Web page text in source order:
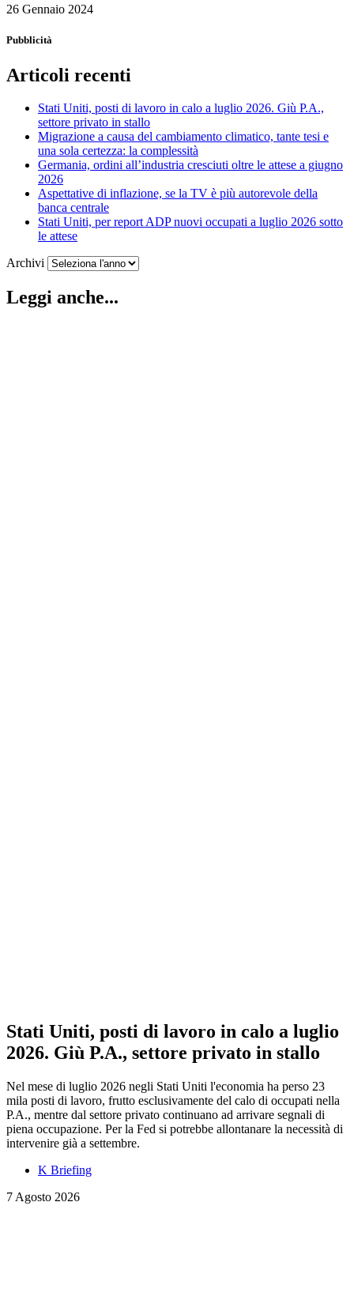
26 Gennaio 2024
Pubblicità
Articoli recenti
Stati Uniti, posti di lavoro in calo a luglio 2026. Giù P.A.,
settore privato in stallo
Migrazione a causa del cambiamento climatico, tante tesi e
una sola certezza: la complessità
Germania, ordini all’industria cresciuti oltre le attese a giugno
2026
Aspettative di inflazione, se la TV è più autorevole della
banca centrale
Stati Uniti, per report ADP nuovi occupati a luglio 2026 sotto
le attese
Archivi
Leggi anche...
Stati Uniti, posti di lavoro in calo a luglio
2026. Giù P.A., settore privato in stallo
Nel mese di luglio 2026 negli Stati Uniti l'economia ha perso 23
mila posti di lavoro, frutto esclusivamente del calo di occupati nella
P.A., mentre dal settore privato continuano ad arrivare segnali di
piena occupazione. Per la Fed si potrebbe allontanare la necessità di
intervenire già a settembre.
K Briefing
7 Agosto 2026